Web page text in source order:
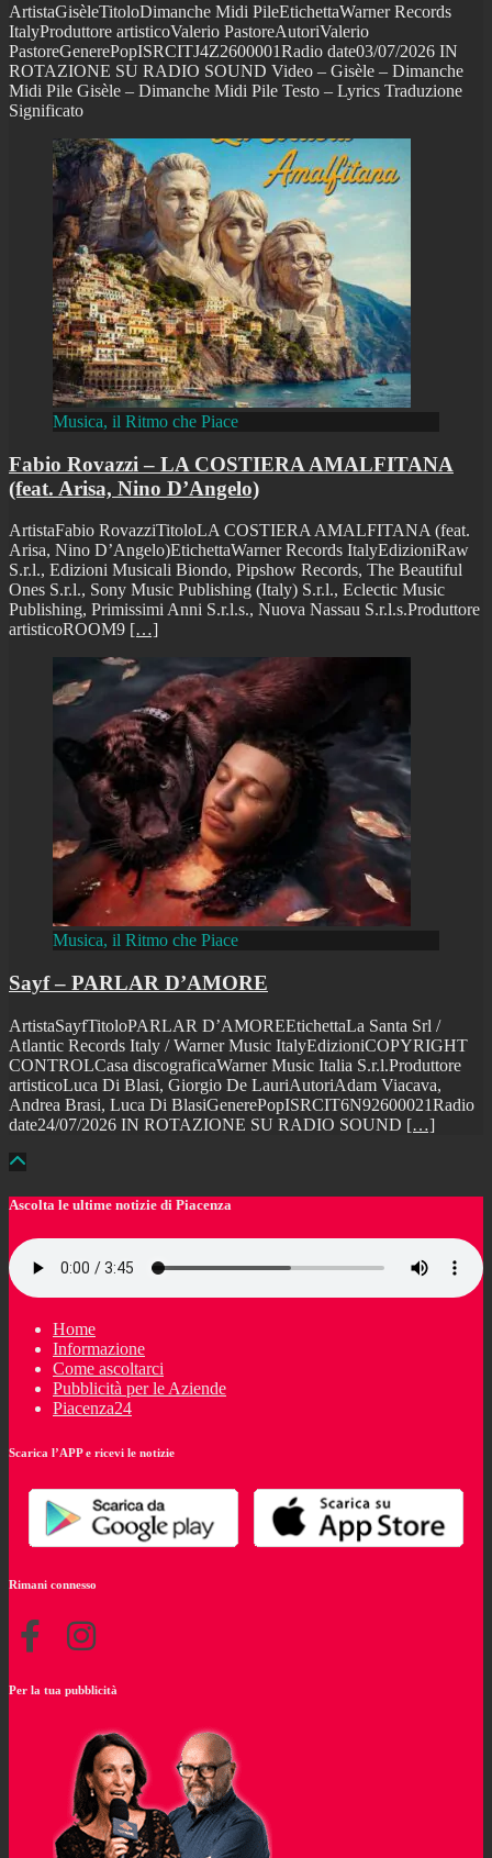
ArtistaGisèleTitoloDimanche Midi PileEtichettaWarner Records
ItalyProduttore artisticoValerio PastoreAutoriValerio
PastoreGenerePopISRCITJ4Z2600001Radio date03/07/2026 IN
ROTAZIONE SU RADIO SOUND Video – Gisèle – Dimanche
Midi Pile Gisèle – Dimanche Midi Pile Testo – Lyrics Traduzione
Significato
Musica, il Ritmo che Piace
Fabio Rovazzi – LA COSTIERA AMALFITANA
(feat. Arisa, Nino D’Angelo)
ArtistaFabio RovazziTitoloLA COSTIERA AMALFITANA (feat.
Arisa, Nino D’Angelo)EtichettaWarner Records ItalyEdizioniRaw
S.r.l., Edizioni Musicali Biondo, Pipshow Records, The Beautiful
Ones S.r.l., Sony Music Publishing (Italy) S.r.l., Eclectic Music
Publishing, Primissimi Anni S.r.l.s., Nuova Nassau S.r.l.s.Produttore
artisticoROOM9 […]
Musica, il Ritmo che Piace
Sayf – PARLAR D’AMORE
ArtistaSayfTitoloPARLAR D’AMOREEtichettaLa Santa Srl /
Atlantic Records Italy / Warner Music ItalyEdizioniCOPYRIGHT
CONTROLCasa discograficaWarner Music Italia S.r.l.Produttore
artisticoLuca Di Blasi, Giorgio De LauriAutoriAdam Viacava,
Andrea Brasi, Luca Di BlasiGenerePopISRCIT6N92600021Radio
date24/07/2026 IN ROTAZIONE SU RADIO SOUND […]
Ascolta le ultime notizie di Piacenza
Home
Informazione
Come ascoltarci
Pubblicità per le Aziende
Piacenza24
Scarica l’APP e ricevi le notizie
Rimani connesso
Per la tua pubblicità